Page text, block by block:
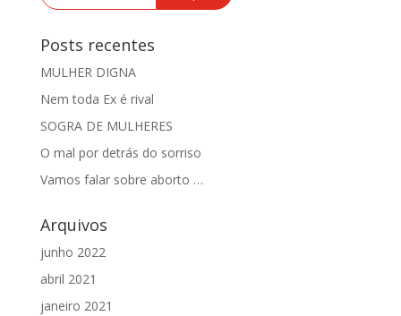
Posts recentes
MULHER DIGNA
Nem toda Ex é rival
SOGRA DE MULHERES
O mal por detrás do sorriso
Vamos falar sobre aborto …
Arquivos
junho 2022
abril 2021
janeiro 2021